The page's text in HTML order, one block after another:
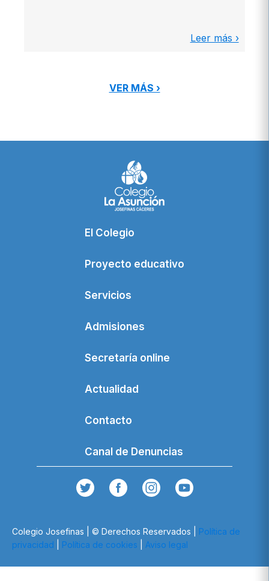
Leer más ›
VER MÁS ›
El Colegio
Proyecto educativo
Servicios
Admisiones
Secretaría online
Actualidad
Contacto
Canal de Denuncias
Colegio Josefinas | © Derechos Reservados | Política de
privacidad
Política de cookies Aviso legal